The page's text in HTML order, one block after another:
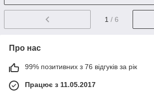
1 / 6
Про нас
99% позитивних з 76 відгуків за рік
Працює з 11.05.2017